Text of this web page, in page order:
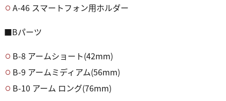
A-46 スマートフォン用ホルダー
■Bパーツ
B-8 アームショート(42mm)
B-9 アームミディアム(56mm)
B-10 アーム ロング(76mm)